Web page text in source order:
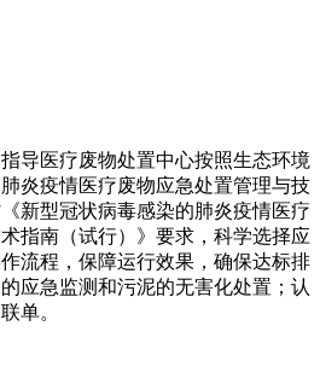
导医疗废物处置中心按照生态环境
炎疫情医疗废物应急处置管理与技
新型冠状病毒感染的肺炎疫情医疗
指南（试行）》要求，科学选择应
流程，保障运行效果，确保达标排
应急监测和污泥的无害化处置；认
单。